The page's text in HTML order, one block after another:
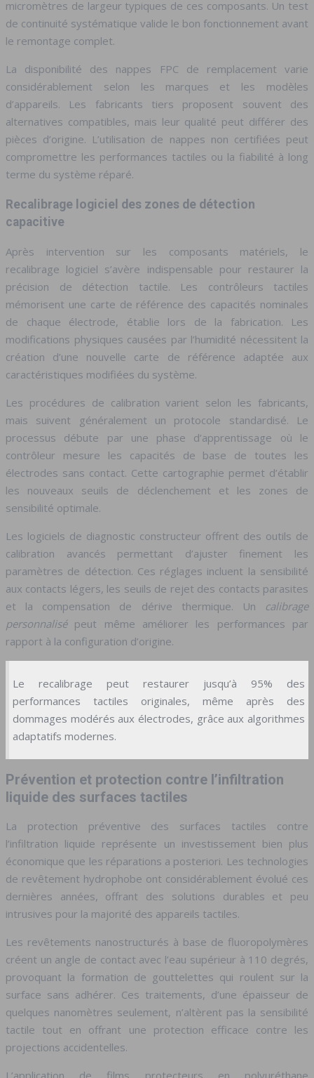
micromètres de largeur typiques de ces composants. Un test
de continuité systématique valide le bon fonctionnement avant
le remontage complet.
La disponibilité des nappes FPC de remplacement varie
considérablement selon les marques et les modèles
d’appareils. Les fabricants tiers proposent souvent des
alternatives compatibles, mais leur qualité peut différer des
pièces d’origine. L’utilisation de nappes non certifiées peut
compromettre les performances tactiles ou la fiabilité à long
terme du système réparé.
Recalibrage logiciel des zones de détection
capacitive
Après intervention sur les composants matériels, le
recalibrage logiciel s’avère indispensable pour restaurer la
précision de détection tactile. Les contrôleurs tactiles
mémorisent une carte de référence des capacités nominales
de chaque électrode, établie lors de la fabrication. Les
modifications physiques causées par l’humidité nécessitent la
création d’une nouvelle carte de référence adaptée aux
caractéristiques modifiées du système.
Les procédures de calibration varient selon les fabricants,
mais suivent généralement un protocole standardisé. Le
processus débute par une phase d’apprentissage où le
contrôleur mesure les capacités de base de toutes les
électrodes sans contact. Cette cartographie permet d’établir
les nouveaux seuils de déclenchement et les zones de
sensibilité optimale.
Les logiciels de diagnostic constructeur offrent des outils de
calibration avancés permettant d’ajuster finement les
paramètres de détection. Ces réglages incluent la sensibilité
aux contacts légers, les seuils de rejet des contacts parasites
et la compensation de dérive thermique. Un calibrage
personnalisépeut même améliorer les performances par
rapport à la configuration d’origine.
Le recalibrage peut restaurer jusqu’à 95% des
performances tactiles originales, même après des
dommages modérés aux électrodes, grâce aux algorithmes
adaptatifs modernes.
Prévention et protection contre l’infiltration
liquide des surfaces tactiles
La protection préventive des surfaces tactiles contre
l’infiltration liquide représente un investissement bien plus
économique que les réparations a posteriori. Les technologies
de revêtement hydrophobe ont considérablement évolué ces
dernières années, offrant des solutions durables et peu
intrusives pour la majorité des appareils tactiles.
Les revêtements nanostructurés à base de fluoropolymères
créent un angle de contact avec l’eau supérieur à 110 degrés,
provoquant la formation de gouttelettes qui roulent sur la
surface sans adhérer. Ces traitements, d’une épaisseur de
quelques nanomètres seulement, n’altèrent pas la sensibilité
tactile tout en offrant une protection efficace contre les
projections accidentelles.